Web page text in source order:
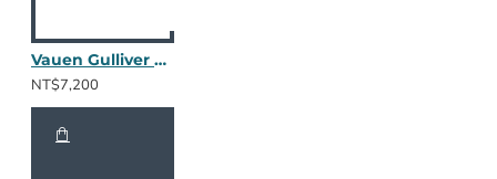
Vauen Gulliver GV177
NT$7,200